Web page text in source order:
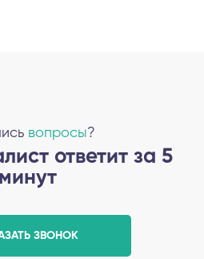
вопросы?
ответит за 5
минут
ЗВОНОК